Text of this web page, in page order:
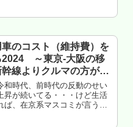
車のコスト（維持費）を
2024 ～東京-大阪の移
線よりクルマの方が安
和時代、前時代の反動のせい
昇が続いてる・・・けど生活
ば、在京系マスコミが言うほ